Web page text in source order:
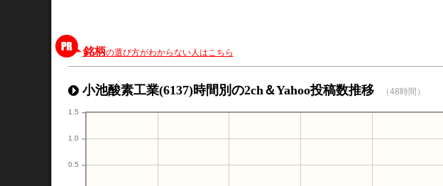
銘柄の選び方がわからない人はこちら
小池酸素工業(6137)時間別の2ch＆Yahoo投稿数推移 （48時間）
0.5
1.0
1.5